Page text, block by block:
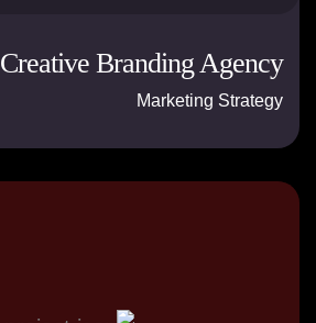
Creative Branding Agency
Marketing Strategy